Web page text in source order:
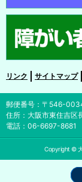
リンク サイトマップ
郵便番号：〒546-
住所：大阪市東住吉区
電話： 06-6697-8681
Copyright ©